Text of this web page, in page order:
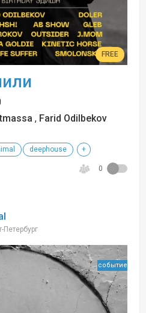
FREE
, Farid Odilbekov
deephouse +
0
Петербург
событие